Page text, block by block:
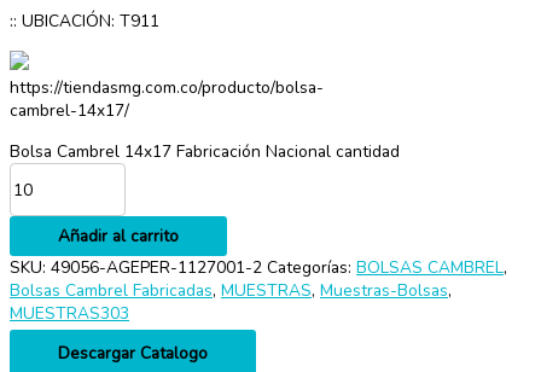
:: UBICACIÓN: T911
https://tiendasmg.com.co/producto/bolsa-
cambrel-14x17/
Bolsa Cambrel 14x17 Fabricación Nacional cantidad
Añadir al carrito
SKU: 49056-AGEPER-1127001-2 Categorías: BOLSAS CAMBREL,
Bolsas Cambrel Fabricadas, MUESTRAS, Muestras-Bolsas,
MUESTRAS303
Descargar Catalogo